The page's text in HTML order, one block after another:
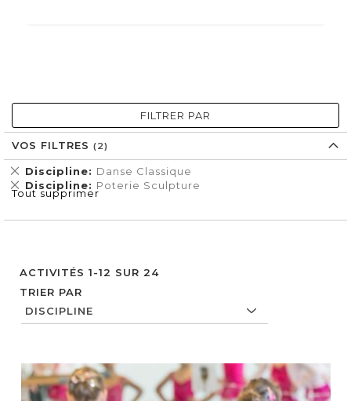
ACTIVITÉS 1-12 SUR 24
TRIER PAR
FILTRER PAR
VOS FILTRES
Discipline Danse Classique
Supprimer
cet
Élément
Discipline Poterie Sculpture
Supprimer
cet
Tout supprimer